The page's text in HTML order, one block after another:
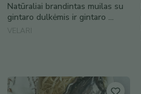
Natūraliai brandintas muilas su
gintaro dulkėmis ir gintaro ...
VELARI